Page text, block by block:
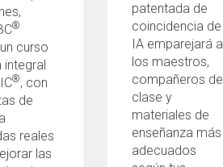
®
curso
integral
®, con
de
reales
las
patentada de
coincidencia de
IA emparejará a
los maestros,
compañeros de
clase y
materiales de
enseñanza más
adecuados